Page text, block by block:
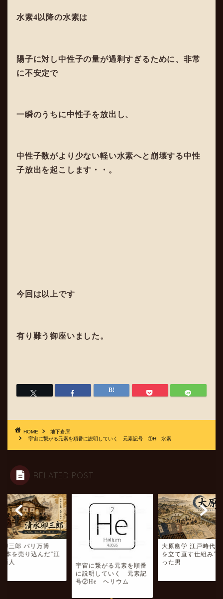
水素4以降の水素は
陽子に対し中性子の量が過剰すぎるために、非常
に不安定で
一瞬のうちに中性子を放出し、
中性子数がより少ない軽い水素へと崩壊する中性
子放出を起こします・・。
今回は以上です
有り難う御座いました。
HOME
地下倉庫
宇宙に繋がる元素を順番に説明していく 元素記号 ①H 水素
RELATED POST
卯三郎 パリ万博
本を売り込んだ”江
商人
宇宙に繋がる元素を順番
に説明していく 元素記
号②He ヘリウム
大原幽学 江戸時代に
を立て直す仕組み”
った男